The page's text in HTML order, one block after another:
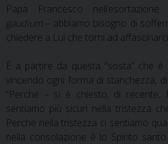
Papa Francesco
gaudium – abbiamo bisogno di
chiedere a Lui che torni ad
È a partire da questa “sosta” che è
vincendo ogni forma di stanchezza,
“Perché – si è chiesto, di recente,
sentiamo più sicuri nella tristezza
Perché nella tristezza ci sentiamo
nella consolazione è lo Spirito